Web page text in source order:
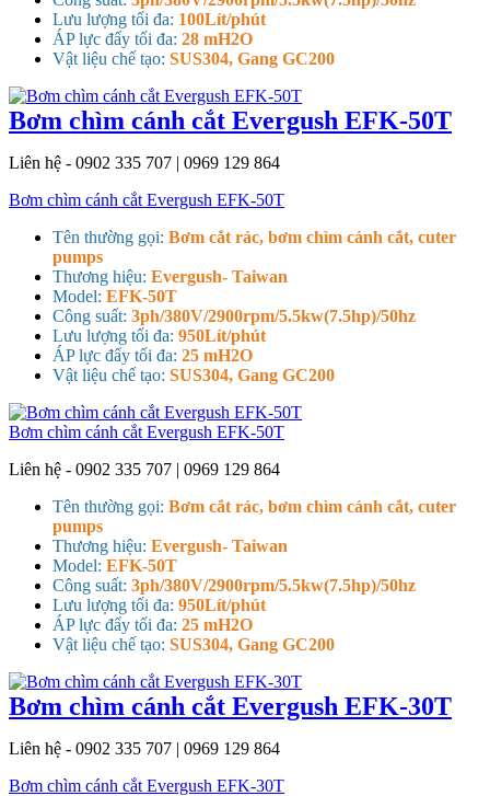
Lưu lượng tối đa: 100Lít/phút
ÁP lực đẩy tối đa: 28 mH2O
Vật liệu chế tạo: SUS304, Gang GC200
Bơm chìm cánh cắt Evergush EFK-50T
Liên hệ - 0902 335 707 | 0969 129 864
Bơm chìm cánh cắt Evergush EFK-50T
Tên thường gọi: Bơm cắt rác, bơm chìm cánh cắt, cuter
pumps
Thương hiệu: Evergush- Taiwan
Model: EFK-50T
Công suất: 3ph/380V/2900rpm/5.5kw(7.5hp)/50hz
Lưu lượng tối đa: 950Lít/phút
ÁP lực đẩy tối đa: 25 mH2O
Vật liệu chế tạo: SUS304, Gang GC200
Bơm chìm cánh cắt Evergush EFK-50T
Liên hệ - 0902 335 707 | 0969 129 864
Tên thường gọi: Bơm cắt rác, bơm chìm cánh cắt, cuter
pumps
Thương hiệu: Evergush- Taiwan
Model: EFK-50T
Công suất: 3ph/380V/2900rpm/5.5kw(7.5hp)/50hz
Lưu lượng tối đa: 950Lít/phút
ÁP lực đẩy tối đa: 25 mH2O
Vật liệu chế tạo: SUS304, Gang GC200
Bơm chìm cánh cắt Evergush EFK-30T
Liên hệ - 0902 335 707 | 0969 129 864
Bơm chìm cánh cắt Evergush EFK-30T